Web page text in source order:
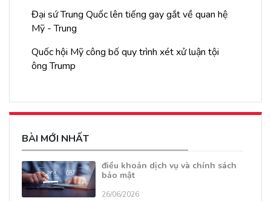
Đại sứ Trung Quốc lên tiếng gay gắt về quan hệ
Mỹ - Trung
Quốc hội Mỹ công bố quy trình xét xử luận tội
ông Trump
BÀI MỚI NHẤT
điều khoản dịch vụ và chính sách
bảo mật
26/06/2026